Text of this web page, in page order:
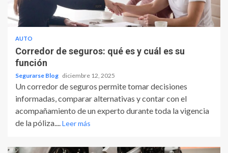
AUTO
Corredor de seguros: qué es y cuál es su
función
Segurarse Blog diciembre 12, 2025
Un corredor de seguros permite tomar decisiones
informadas, comparar alternativas y contar con el
acompañamiento de un experto durante toda la vigencia
de la póliza....Leer más